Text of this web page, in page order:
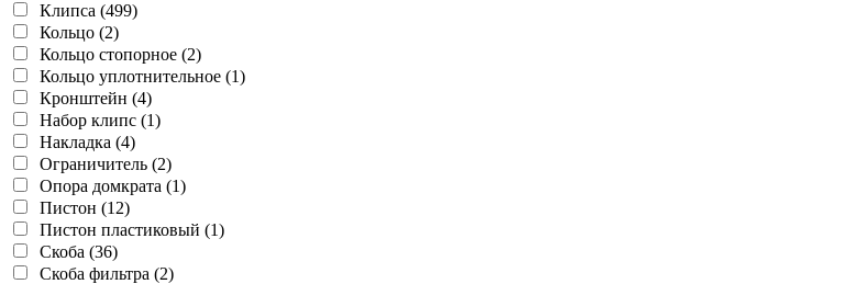
Клипса (499)
Кольцо (2)
Кольцо стопорное (2)
Кольцо уплотнительное (1)
Кронштейн (4)
Набор клипс (1)
Накладка (4)
Ограничитель (2)
Опора домкрата (1)
Пистон (12)
Пистон пластиковый (1)
Скоба (36)
Скоба фильтра (2)